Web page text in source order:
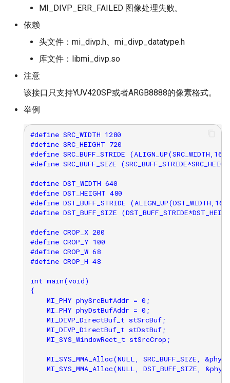
MI_DIVP_ERR_FAILED 图像处理失败。
依赖
头文件：mi_divp.h、mi_divp_datatype.h
库文件：libmi_divp.so
注意
该接口只支持YUV420SP或者ARGB8888的像素格式。
举例
#define SRC_WIDTH 1280
#define SRC_HEIGHT 720
#define SRC_BUFF_STRIDE
#define SRC_BUFF_SIZE
#define DST_WIDTH 640
#define DST_HEIGHT 480
#define DST_BUFF_STRIDE
#define DST_BUFF_SIZE
#define CROP_X 200
#define CROP_Y 100
#define CROP_W 68
#define CROP_H 48
int main(void)
{
    MI_PHY phySrcBufAddr = 0;
    MI_PHY phyDstBufAddr = 0;
    MI_DIVP_DirectBuf_t stSrcBuf;
    MI_DIVP_DirectBuf_t stDstBuf;
    MI_SYS_WindowRect_t stSrcCrop;
MI_SYS_MMA_Alloc(NULL, SRC_BUFF_SIZE,
MI_SYS_MMA_Alloc(NULL, DST_BUFF_SIZE,